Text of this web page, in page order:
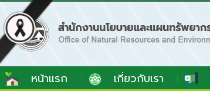
หน้าแรก เกี่ยวกับเรา